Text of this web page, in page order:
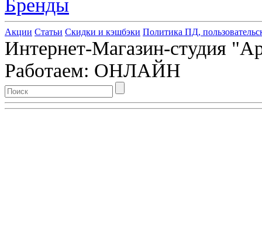
Бренды
Акции Статьи Скидки и кэшбэки Политика ПД,
Интернет-Магазин-студия
Работаем: ОНЛАЙН